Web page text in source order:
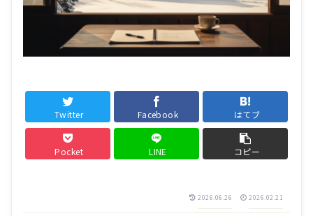
Twitter Facebook はてブ
Pocket LINE コピー
2026.06.26 2026.02.21